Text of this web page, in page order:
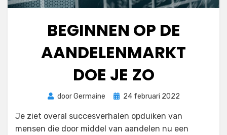
BEGINNEN OP DE
AANDELENMARKT
DOE JE ZO
doorGermaine
Geplaatst
24 februari 2022
Je ziet overal succesverhalen opduiken van
mensen die door middel van aandelen nu een